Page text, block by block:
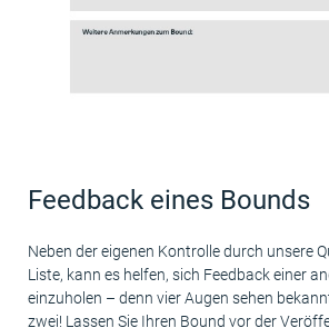
Feedback eines Bounds
Neben der eigenen Kontrolle durch unsere
Liste, kann es helfen, sich Feedback einer
einzuholen – denn vier Augen sehen
zwei! Lassen Sie Ihren Bound vor der